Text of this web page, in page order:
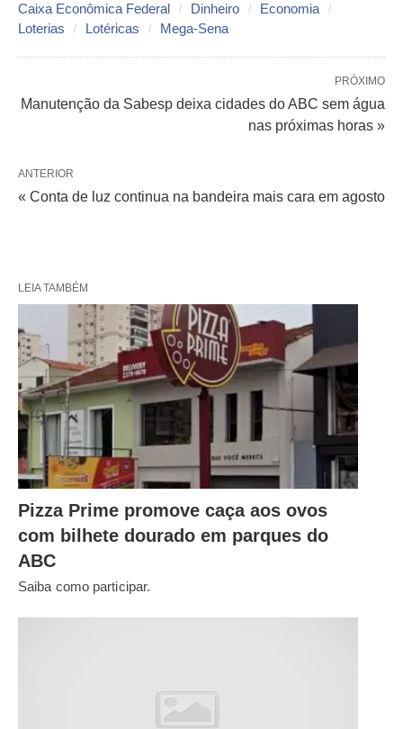
Caixa Econômica Federal Dinheiro
Economia
Loterias
Lotéricas Mega-Sena
PRÓXIMO
Manutenção da Sabesp deixa cidades do ABC sem água
nas próximas horas »
ANTERIOR
« Conta de luz continua na bandeira mais cara em agosto
LEIA TAMBÉM
Pizza Prime promove caça aos ovos
com bilhete dourado em parques do
ABC
Saiba como participar.